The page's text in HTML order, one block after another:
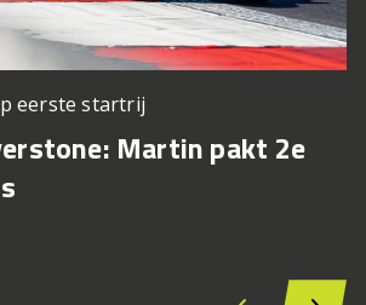
eerste startrij
Martin pakt 2e